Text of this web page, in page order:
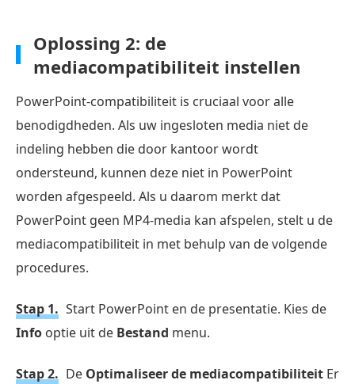
Oplossing 2: de
mediacompatibiliteit instellen
PowerPoint-compatibiliteit is cruciaal voor alle
benodigdheden. Als uw ingesloten media niet de
indeling hebben die door kantoor wordt
ondersteund, kunnen deze niet in PowerPoint
worden afgespeeld. Als u daarom merkt dat
PowerPoint geen MP4-media kan afspelen, stelt u de
mediacompatibiliteit in met behulp van de volgende
procedures.
Stap 1. Start PowerPoint en de presentatie. Kies de
Info optie uit de Bestand menu.
Stap 2. De Optimaliseer de mediacompatibiliteit Er